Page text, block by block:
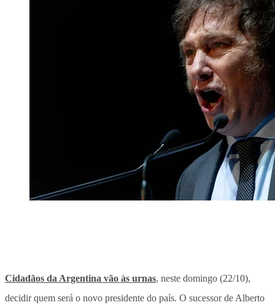
Cidadãos da Argentina vão às urnas, neste domingo (22/10),
decidir quem será o novo presidente do país. O sucessor de Alberto